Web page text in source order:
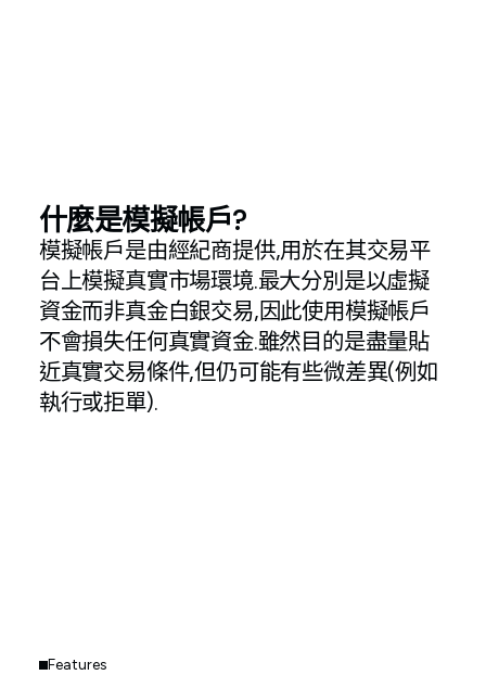
什麼是模擬帳戶?
模擬帳戶是由經紀商提供,用於在其交易平
台上模擬真實市場環境.最大分別是以虛擬
資金而非真金白銀交易,因此使用模擬帳戶
不會損失任何真實資金.雖然目的是盡量貼
近真實交易條件,但仍可能有些微差異(例如
執行或拒單).
Features